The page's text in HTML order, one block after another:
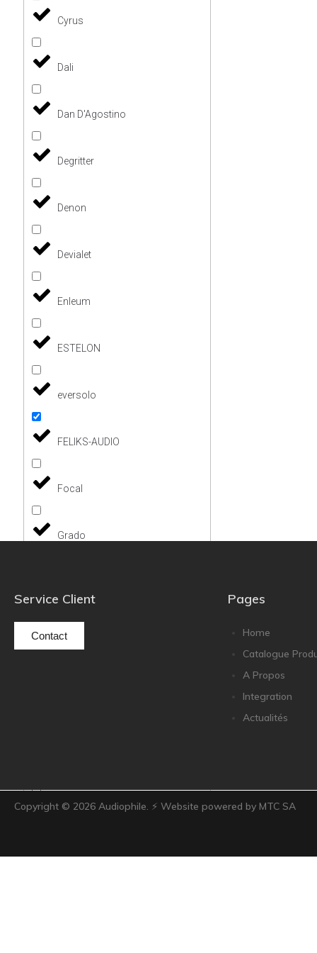
Cyrus
Dali
Dan D'Agostino
Degritter
Denon
Devialet
Enleum
ESTELON
eversolo
FELIKS-AUDIO
Focal
Grado
Service Client
Contact
Pages
Home
Catalogue
A Propos
Integration
Actualités
Copyright © 2026 Audiophile. ⚡ Website powered by MTC SA